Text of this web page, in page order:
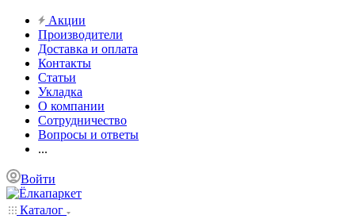
Акции
Производители
Доставка и оплата
Контакты
Статьи
Укладка
О компании
Сотрудничество
Вопросы и ответы
...
Войти
Каталог